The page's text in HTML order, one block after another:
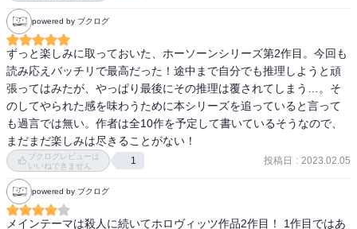
良かったです。あと一作目と同じ怒涛のオチは想像してなかった
し、シニカルなコメディドラマっぽくて笑いました。
powered by ブクログ
ずっと楽しみに取っておいた、ホーソーンシリーズ第2作目。今回も
読み応えバッチリで最高だった！途中まで自分でも推理しようと頑
張ってはみたが、やっぱり最後にその推理は覆されてしまう…。そ
のしてやられた感を味わうために本シリーズを追っていると言って
も過言では無い。作者は全10作を予定して書いているそうなので、
まだまだ楽しみは尽きることがない！
ブクログレビューは
いいねできません
1 投稿日 : 2023.02.05
powered by ブクログ
メインテーマは殺人に続いてホロヴィッツ作品2作目！ 1作目ではあ